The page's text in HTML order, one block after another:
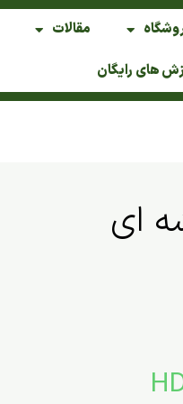
مقالات
های رایگان
ای